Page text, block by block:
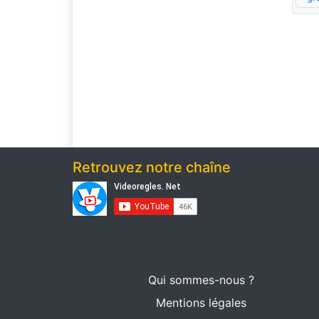
Retrouvez notre chaîne
Qui sommes-nous ?
Mentions légales